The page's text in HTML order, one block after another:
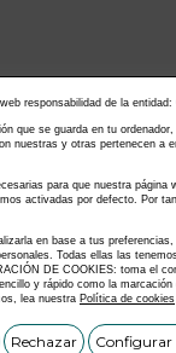
Agenda
Copyright ©
responsabilidad de la entidad:
que se guarda en tu ordenador,
nuestras y otras pertenecen a
para que nuestra página
activadas por defecto. Por
en base a tus preferencias,
Todas ellas las
DE COOKIES: toma el
y rápido como la
lea nuestra Política de cookies
Rechazar Configurar